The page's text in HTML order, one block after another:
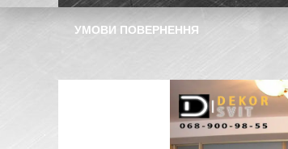
УМОВИ ПОВЕРНЕННЯ